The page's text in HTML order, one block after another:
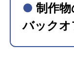
● 制作
バック